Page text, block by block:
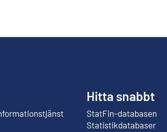
Hitta snabbt
StatFin-databasen
Extern länk
Statistikdatabaser